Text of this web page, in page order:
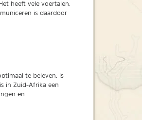
heeft vele voertalen,
is daardoor
te beleven, is
in Zuid-Afrika een
en